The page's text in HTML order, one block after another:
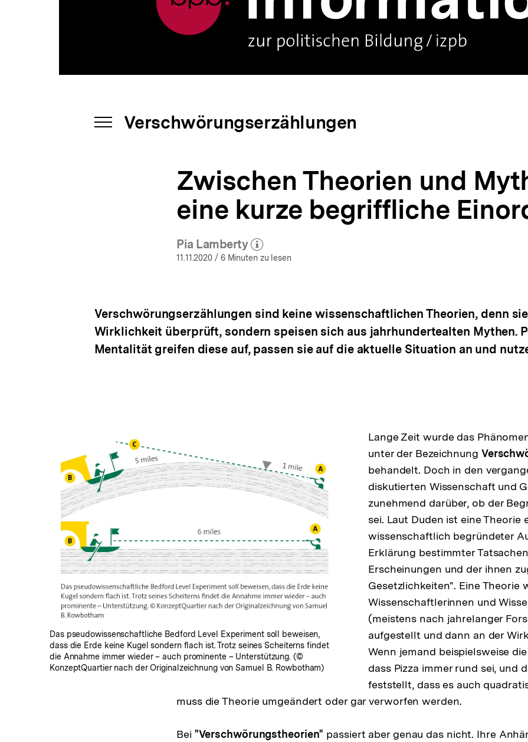
INHALTSNAVIGATION
Verschwörungserzählungen
Zwischen Theorien und
eine kurze begriffliche
Pia Lamberty
(Mehr zum Autor)
öffnen
11.11.2020 / 6 Minuten zu lesen
Verschwörungserzählungen sind keine wissenschaftlichen Theorien, denn
Wirklichkeit überprüft, sondern speisen sich aus jahrhundertealten Mythen.
Mentalität greifen diese auf, passen sie auf die aktuelle Situation an und
In
Lightbox
öffnen
Das pseudowissenschaftliche Bedford Level Experiment soll beweisen,
dass die Erde keine Kugel sondern flach ist. Trotz seines Scheiterns findet
die Annahme immer wieder – auch prominente – Unterstützung. (©
KonzeptQuartier nach der Originalzeichnung von Samuel B. Rowbotham)
Lange Zeit wurde das
unter der Bezeichnung
behandelt. Doch in den
diskutierten Wissenschaft und
zunehmend darüber, ob der
sei. Laut Duden ist eine Theorie
wissenschaftlich begründeter
Erklärung bestimmter
Erscheinungen und der ihnen
Gesetzlichkeiten". Eine Theorie
Wissenschaftlerinnen und
(meistens nach jahrelanger
aufgestellt und dann an der
Wenn jemand beispielsweise
dass Pizza immer rund sei, und
feststellt, dass es auch
muss die Theorie umgeändert oder gar verworfen werden.
Bei "Verschwörungstheorien" passiert aber genau das nicht. Ihre